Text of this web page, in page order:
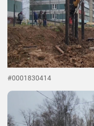
#0001830414